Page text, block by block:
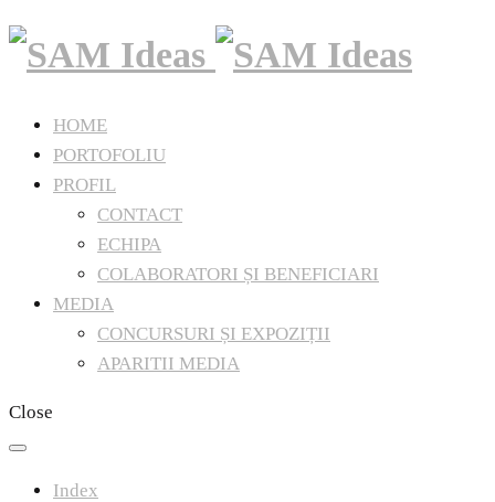
HOME
PORTOFOLIU
PROFIL
CONTACT
ECHIPA
COLABORATORI ȘI BENEFICIARI
MEDIA
CONCURSURI ȘI EXPOZIȚII
APARITII MEDIA
Close
Index